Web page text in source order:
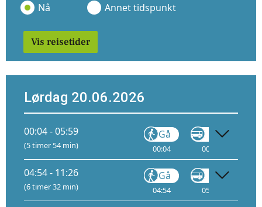
Nå Annet tidspunkt
Vis reisetider
Lørdag 20.06.2026
00:04 - 05:59
(5 timer 54 min)
Gå
00:04
VY148
00:10
04:54 - 11:26
(6 timer 32 min)
Gå
04:54
VY148
05:00